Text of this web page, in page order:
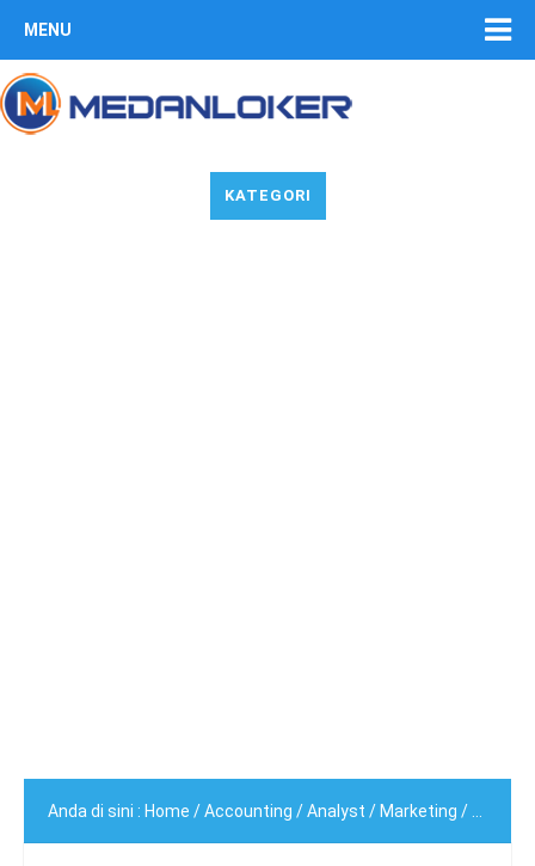
MENU
KATEGORI
Anda di sini : Home /Accounting /Analyst / Marketing /